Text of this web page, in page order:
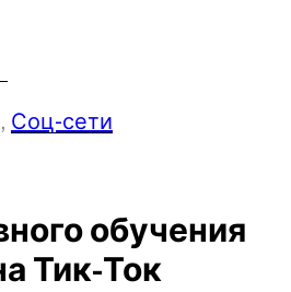
, Соц-сети
обучения
Тик-Ток